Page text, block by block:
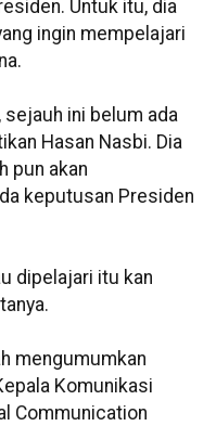
Untuk itu, dia
ingin mempelajari
ini belum ada
Hasan Nasbi. Dia
pun akan
keputusan Presiden
dipelajari itu kan
mengumumkan
Komunikasi
Communication